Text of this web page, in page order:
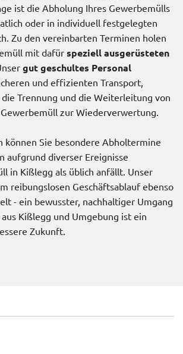
ist die Abholung Ihres Gewerbemülls
oder in individuell festgelegten
Zu den vereinbarten Terminen holen
mit dafür speziell ausgerüsteten
gut geschultes Personal
und effizienten Transport,
Trennung und die Weiterleitung von
zur Wiederverwertung.
können Sie besondere Abholtermine
aufgrund diverser Ereignisse
in Kißlegg als üblich anfällt. Unser
reibungslosen Geschäftsablauf ebenso
- ein bewusster, nachhaltiger Umgang
Kißlegg und Umgebung ist ein
Zukunft.